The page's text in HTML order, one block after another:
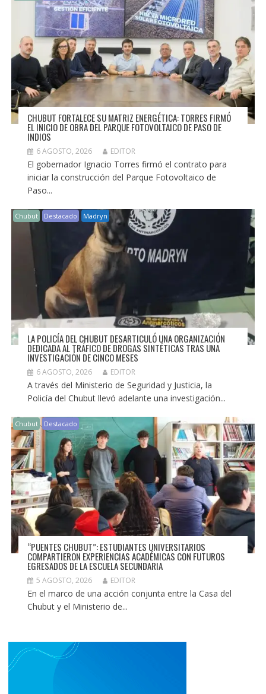
CHUBUT FORTALECE SU MATRIZ ENERGÉTICA: TORRES FIRMÓ
EL INICIO DE OBRA DEL PARQUE FOTOVOLTAICO DE PASO DE
INDIOS
6 AGOSTO, 2026 EDITOR
El gobernador Ignacio Torres firmó el contrato para
iniciar la construcción del Parque Fotovoltaico de
Paso...
Chubut Destacado Madryn
LA POLICÍA DEL CHUBUT DESARTICULÓ UNA ORGANIZACIÓN
DEDICADA AL TRÁFICO DE DROGAS SINTÉTICAS TRAS UNA
INVESTIGACIÓN DE CINCO MESES
6 AGOSTO, 2026 EDITOR
A través del Ministerio de Seguridad y Justicia, la
Policía del Chubut llevó adelante una investigación...
Chubut Destacado
“PUENTES CHUBUT”: ESTUDIANTES UNIVERSITARIOS
COMPARTIERON EXPERIENCIAS ACADÉMICAS CON FUTUROS
EGRESADOS DE LA ESCUELA SECUNDARIA
5 AGOSTO, 2026 EDITOR
En el marco de una acción conjunta entre la Casa del
Chubut y el Ministerio de...